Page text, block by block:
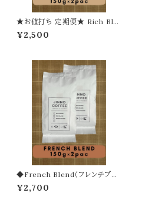
★お値打ち 定期便★ Rich Ble
nd（リッチブレンド）【豆】
¥2,500
◆French Blend（フレンチブレ
ンド）150g × 2袋
¥2,700